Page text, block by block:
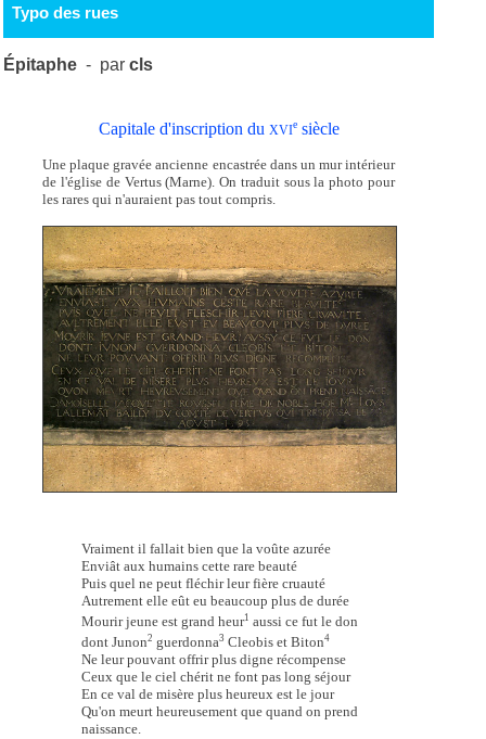
Typo des rues
Épitaphe - parcls
Capitale d'inscription du XVIesiècle
Une plaque gravée ancienne encastrée dans un mur intérieur
de l'église de Vertus (Marne). On traduit sous la photo pour
les rares qui n'auraient pas tout compris.
Vraiment il fallait bien que la voûte azurée
Enviât aux humains cette rare beauté
Puis quel ne peut fléchir leur fière cruauté
Autrement elle eût eu beaucoup plus de durée
Mourir jeune est grand heur1 aussi ce fut le don
dont Junon2 guerdonna3 Cleobis et Biton4
Ne leur pouvant offrir plus digne récompense
Ceux que le ciel chérit ne font pas long séjour
En ce val de misère plus heureux est le jour
Qu'on meurt heureusement que quand on prend
naissance.